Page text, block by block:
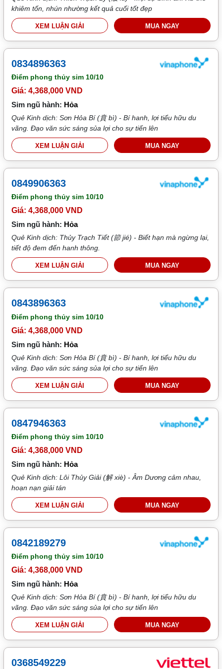
khiêm tốn, nhún nhường kết quả cuối tốt đẹp
XEM LUẬN GIẢI MUA NGAY
0834896363
Điểm phong thủy sim 10/10
Giá: 4,368,000 VND
Sim ngũ hành: Hỏa
Quẻ Kinh dịch: Sơn Hỏa Bí (賁 bì) - Bí hanh, lợi tiểu hữu du
vãng. Đạo văn sức sáng sủa lợi cho sự tiến lên
XEM LUẬN GIẢI MUA NGAY
0849906363
Điểm phong thủy sim10/10
Giá: 4,368,000 VND
Sim ngũ hành: Hỏa
Quẻ Kinh dịch: Thủy Trạch Tiết (節 jié) - Biết hạn mà ngừng lại,
tiết độ đem đến hanh thông.
XEM LUẬN GIẢI MUA NGAY
0843896363
Điểm phong thủy sim 10/10
Giá: 4,368,000 VND
Sim ngũ hành: Hỏa
Quẻ Kinh dịch: Sơn Hỏa Bí (賁 bì) - Bí hanh, lợi tiểu hữu du
vãng. Đạo văn sức sáng sủa lợi cho sự tiến lên
XEM LUẬN GIẢI MUA NGAY
0847946363
Điểm phong thủy sim 10/10
Giá: 4,368,000 VND
Sim ngũ hành: Hỏa
Quẻ Kinh dịch: Lôi Thủy Giải (解 xiè) - Âm Dương cảm nhau,
hoạn nạn giải tán
XEM LUẬN GIẢI MUA NGAY
0842189279
Điểm phong thủy sim 10/10
Giá: 4,368,000 VND
Sim ngũ hành: Hỏa
Quẻ Kinh dịch: Sơn Hỏa Bí (賁 bì) - Bí hanh, lợi tiểu hữu du
vãng. Đạo văn sức sáng sủa lợi cho sự tiến lên
XEM LUẬN GIẢI MUA NGAY
0368549229